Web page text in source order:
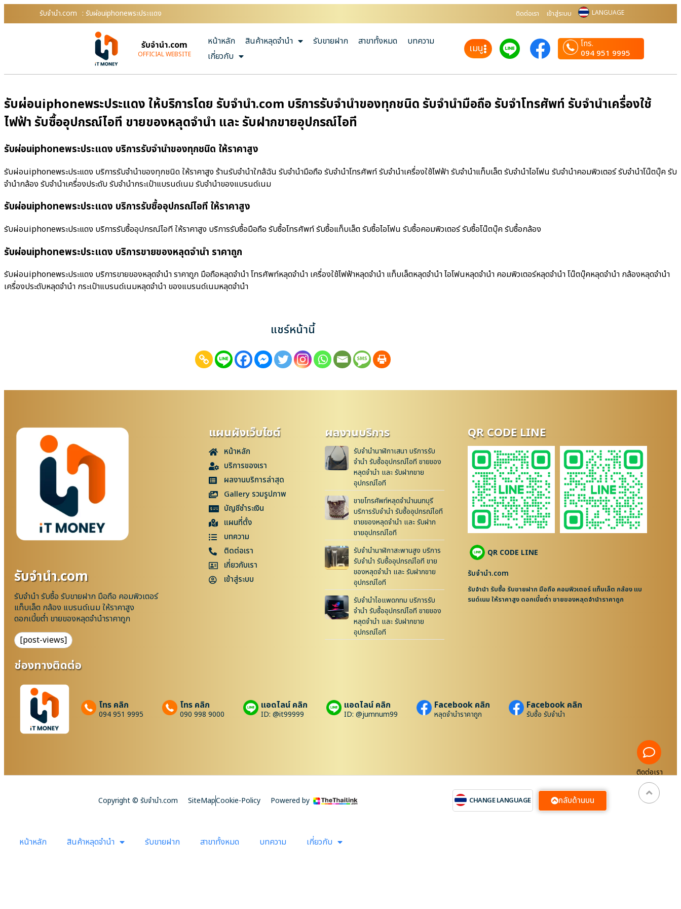
รับจํานํา.com : รับผ่อนiphoneพระประแดง ติดต่อเรา เข้าสู่ระบบ LANGUAGE
รับจํานํา.com
OFFICIAL WEBSITE
หน้าหลัก สินค้าหลุดจำนำ รับขายฝาก สาขาทั้งหมด
บทความ
เกี่ยวกับ
เมนู
โทร.
094 951 9995
รับผ่อนiphoneพระประแดง ให้บริการโดย รับจํานํา.com บริการรับจำนำของทุกชนิด รับจำนำมือถือ รับจำโทรศัพท์ รับจำนำเครื่องใช้
ไฟฟ้า รับซื้ออุปกรณ์ไอที ขายของหลุดจำนำ และ รับฝากขายอุปกรณ์ไอที
รับผ่อนiphoneพระประแดง บริการรับจำนำของทุกชนิด ให้ราคาสูง
รับผ่อนiphoneพระประแดง บริการรับจำนำของทุกชนิด ให้ราคาสูง ร้านรับจํานําใกล้ฉัน รับจำนำมือถือ รับจำนำโทรศัพท์ รับจำนำเครื่องใช้ไฟฟ้า รับจำนำแท็บเล็ต รับจำนำไอโฟน รับจำนำคอมพิวเตอร์ รับจำนำโน๊ตบุ๊ค รับ
จำนำกล้อง รับจำนำเครื่องประดับ รับจำนำกระเป๋าแบรนด์เนม รับจำนำของแบรนด์เนม
รับผ่อนiphoneพระประแดง บริการรับซื้ออุปกรณ์ไอที ให้ราคาสูง
รับผ่อนiphoneพระประแดง บริการรับซื้ออุปกรณ์ไอที ให้ราคาสูง บริการรับซื้อมือถือ รับซื้อโทรศัพท์ รับซื้อแท็บเล็ต รับซื้อไอโฟน รับซื้อคอมพิวเตอร์ รับซื้อโน๊ตบุ๊ค รับซื้อกล้อง
รับผ่อนiphoneพระประแดง บริการขายของหลุดจำนำ ราคาถูก
รับผ่อนiphoneพระประแดง บริการขายของหลุดจำนำ ราคาถูก มือถือหลุดจำนำ โทรศัพท์หลุดจำนำ เครื่องใช้ไฟฟ้าหลุดจำนำ แท็บเล็ตหลุดจำนำ ไอโฟนหลุดจำนำ คอมพิวเตอร์หลุดจำนำ โน๊ตบุ๊คหลุดจำนำ กล้องหลุดจำนำ
เครื่องประดับหลุดจำนำ กระเป๋าแบรนด์เนมหลุดจำนำ ของแบรนด์เนมหลุดจำนำ
แชร์หน้านี้
รับจํานํา.com
รับจำนำ รับซื้อ รับขายฝาก มือถือ คอมพิวเตอร์
แท็บเล็ต กล้อง แบรนด์เนม ให้ราคาสูง
ดอกเบี้ยต่ำ ขายของหลุดจำนำราคาถูก
[post-views]
แผนผังเว็บไซต์
หน้าหลัก
บริการของเรา
ผลงานบริการล่าสุด
Gallery รวมรูปภาพ
บัญชีชำระเงิน
แผนที่ตั้ง
บทความ
ติดต่อเรา
เกี่ยวกับเรา
เข้าสู่ระบบ
ผลงานบริการ
รับจำนำนาฬิกาเสนา บริการรับ
จำนำ รับซื้ออุปกรณ์ไอที ขายของ
หลุดจำนำ และ รับฝากขาย
อุปกรณ์ไอที
ขายโทรศัพท์หลุดจำนำนนทบุรี
บริการรับจำนำ รับซื้ออุปกรณ์ไอที
ขายของหลุดจำนำ และ รับฝาก
ขายอุปกรณ์ไอที
รับจำนำนาฬิกาสะพานสูง บริการ
รับจำนำ รับซื้ออุปกรณ์ไอที ขาย
ของหลุดจำนำ และ รับฝากขาย
อุปกรณ์ไอที
รับจำนำไอแพดกทม บริการรับ
จำนำ รับซื้ออุปกรณ์ไอที ขายของ
หลุดจำนำ และ รับฝากขาย
อุปกรณ์ไอที
QR CODE LINE
QR CODE LINE
รับจํานํา.com
รับจำนำ รับซื้อ รับขายฝาก มือถือ คอมพิวเตอร์ แท็บเล็ต กล้อง แบ
รนด์เนม ให้ราคาสูง ดอกเบี้ยต่ำ ขายของหลุดจำนำราคาถูก
ช่องทางติดต่อ
โทร คลิก
094 951 9995
โทร คลิก
090 998 9000
แอดไลน์ คลิก
ID: @it99999
แอดไลน์ คลิก
ID: @jumnum99
Facebook คลิก
หลุดจำนำราคาถูก
Facebook คลิก
รับซื้อ รับจำนำ
Copyright © รับจํานํา.com SiteMapCookie-Policy Powered by CHANGE LANGUAGE กลับด้านบน
ติดต่อเรา
หน้าหลัก สินค้าหลุดจำนำ รับขายฝาก สาขาทั้งหมด บทความ เกี่ยวกับ